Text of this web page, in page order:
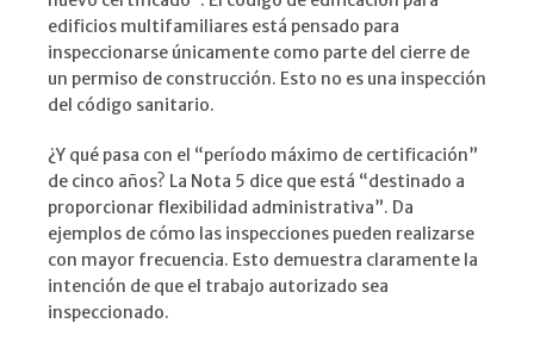
edificios multifamiliares está pensado para
inspeccionarse únicamente como parte del cierre de
un permiso de construcción. Esto no es una inspección
del código sanitario.
¿Y qué pasa con el “período máximo de certificación”
de cinco años? La Nota 5 dice que está “destinado a
proporcionar flexibilidad administrativa”. Da
ejemplos de cómo las inspecciones pueden realizarse
con mayor frecuencia. Esto demuestra claramente la
intención de que el trabajo autorizado sea
inspeccionado.